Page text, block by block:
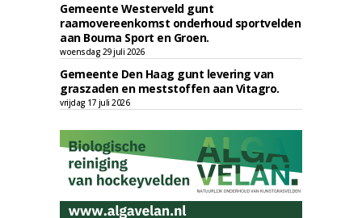
Gemeente Westerveld gunt
raamovereenkomst onderhoud sportvelden
aan Bouma Sport en Groen.
woensdag 29 juli 2026
Gemeente Den Haag gunt levering van
graszaden en meststoffen aan Vitagro.
vrijdag 17 juli 2026